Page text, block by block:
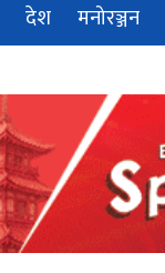
देश मनोरञ्जन